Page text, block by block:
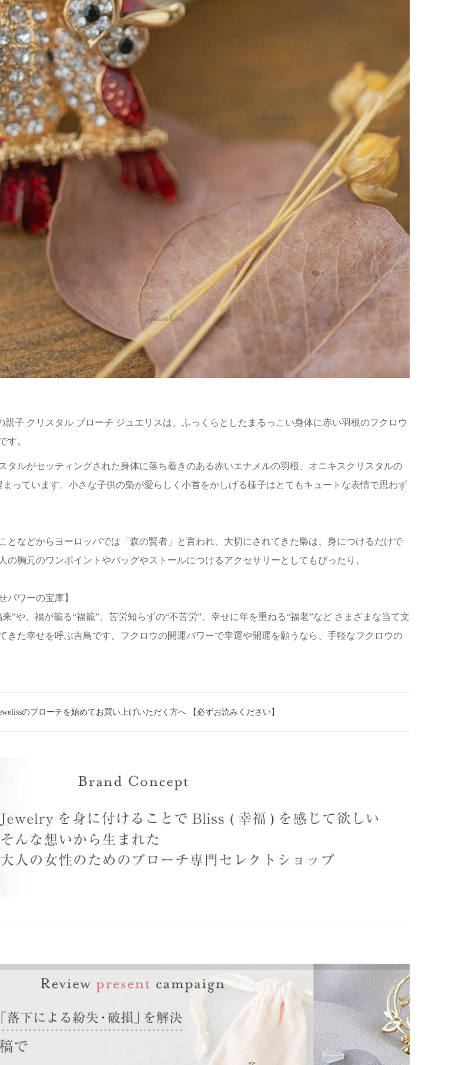
親子 クリスタル ブローチ ジュエリスは、ふっくらとしたまるっこい身体に赤い羽根のフクロウ
す。
タルがセッティングされた身体に落ち着きのある赤いエナメルの羽根、オニキスクリスタルの
っています。小さな子供の梟が愛らしく小首をかしげる様子はとてもキュートな表情で思わず
となどからヨーロッパでは「森の賢者」と言われ、大切にされてきた梟は、身につけるだけで
の胸元のワンポイントやバッグやストールにつけるアクセサリーとしてもぴったり。
パワーの宝庫】
”や、福が籠る“福籠”、苦労知らずの“不苦労”、幸せに年を重ねる“福老”など さまざまな当て文
きた幸せを呼ぶ吉鳥です。フクロウの開運パワーで幸運や開運を願うなら、手軽なフクロウの
のブローチを始めてお買い上げいただく方へ 【必ずお読みください】